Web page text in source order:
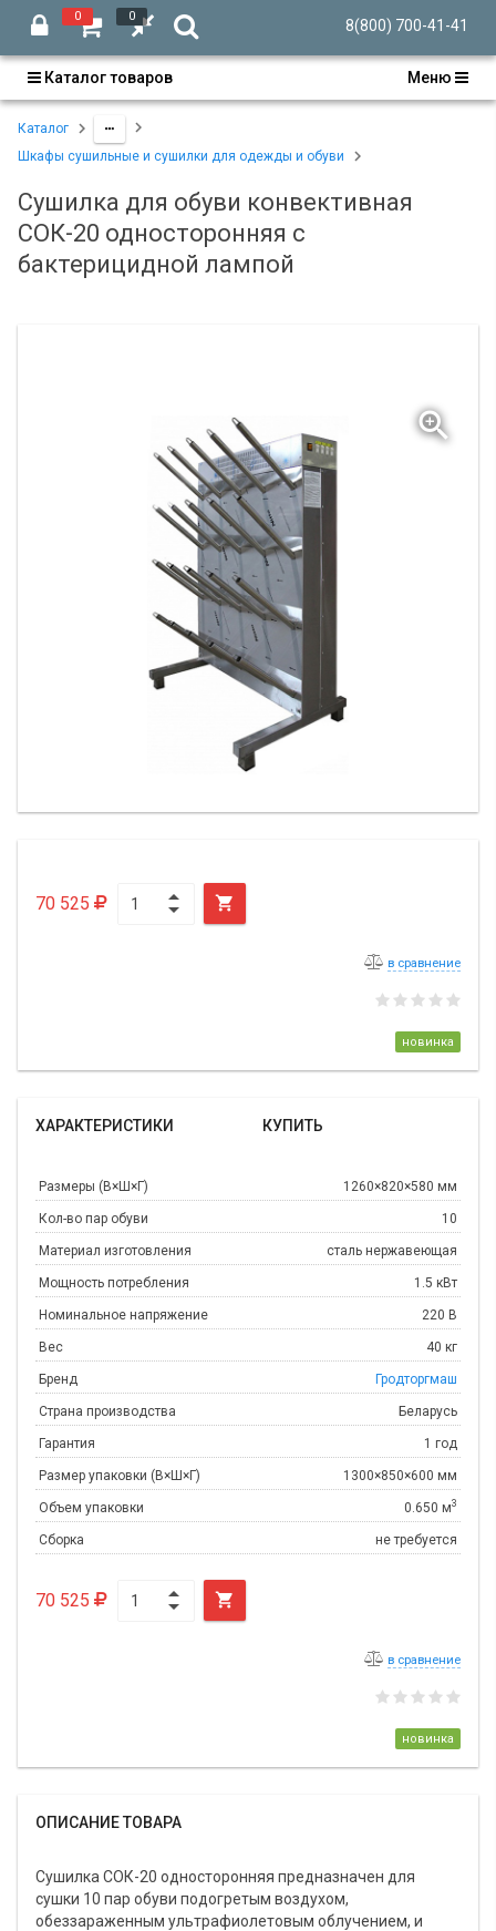
0 0
8(800) 700-41-41
Каталог товаров Меню
Каталог
Шкафы сушильные и сушилки для одежды и обуви
Сушилка для обуви конвективная
СОК-20 односторонняя с
бактерицидной лампой
70 525 
в сравнение
новинка
ХАРАКТЕРИСТИКИ КУПИТЬ
Размеры (В×Ш×Г) 1260×820×580 мм
Кол-во пар обуви 10
Материал изготовления сталь нержавеющая
Мощность потребления 1.5 кВт
Номинальное напряжение 220 В
Вес 40 кг
Бренд Гродторгмаш
Страна производства Беларусь
Гарантия 1 год
Размер упаковки (В×Ш×Г) 1300×850×600 мм
Объем упаковки 0.650 м3
Сборка не требуется
70 525 
в сравнение
новинка
ОПИСАНИЕ ТОВАРА
Сушилка СОК-20 односторонняя предназначен для
сушки 10 пар обуви подогретым воздухом,
обеззараженным ультрафиолетовым облучением, и